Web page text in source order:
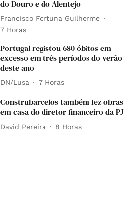
do Douro e do Alentejo
Francisco Fortuna Guilherme
7 Horas
Portugal registou 680 óbitos em
excesso em três períodos do verão
deste ano
DN/Lusa 7 Horas
Construbarcelos também fez obras
em casa do diretor financeiro da PJ
David Pereira 8 Horas